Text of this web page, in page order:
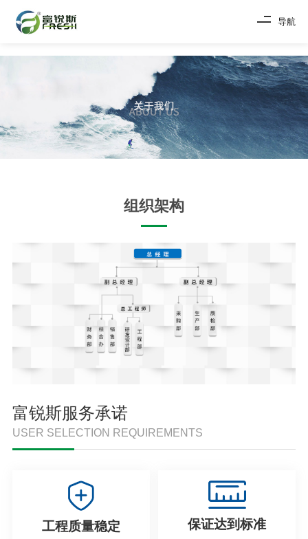
导航
组织架构
富锐斯服务承诺
USER SELECTION REQUIREMENTS
工程质量稳定 保证达到标准